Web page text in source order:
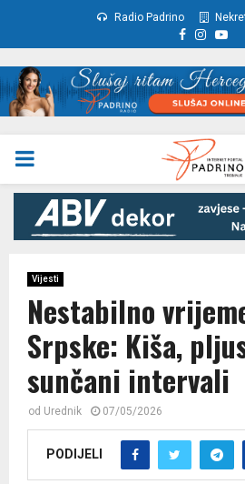
Radio Padrino
Facebook
PRIMARY
MENU
Vijesti
Nestabilno
Srpske: Kiša,
sunčani intervali
od Urednik 07/05/2026
PODIJELI